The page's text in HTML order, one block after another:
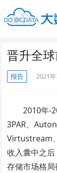
晋升全
报告 2021
2010年-
3PAR、
Virtustream
收入囊中之
存储市场格局